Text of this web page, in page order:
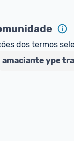
(produto +
não será dado
conta bancária
dos termos
amaciante ype